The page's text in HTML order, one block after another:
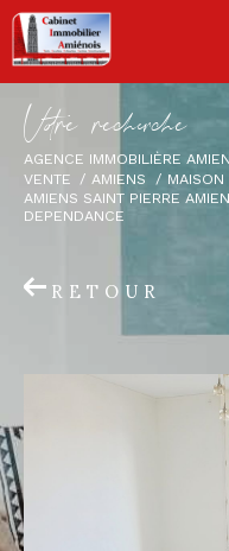
Vore recece
AGENCE IMMOBILIÈRE
VENTE
AMIENS MAISON
AMIENS SAINT PIERRE
DEPENDANCE
RETOUR